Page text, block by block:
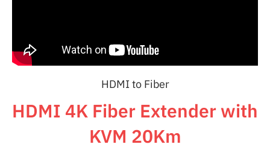
HDMI to Fiber
HDMI 4K Fiber Extender with
KVM 20Km